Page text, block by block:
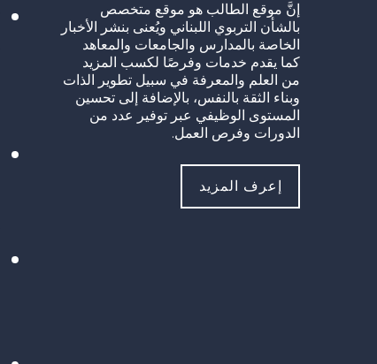
إنَّ موقع الطالب هو موقع متخصص
بالشأن التربوي اللبناني ويُعنى بنشر الأخبار
الخاصة بالمدارس والجامعات والمعاهد
كما يقدم خدمات وفرصًا لكسب المزيد
من العلم والمعرفة في سبيل تطوير الذات
وبناء الثقة بالنفس، بالإضافة إلى تحسين
المستوى الوظيفي عبر توفير عدد من
الدورات وفرص العمل.
إعرف المزيد